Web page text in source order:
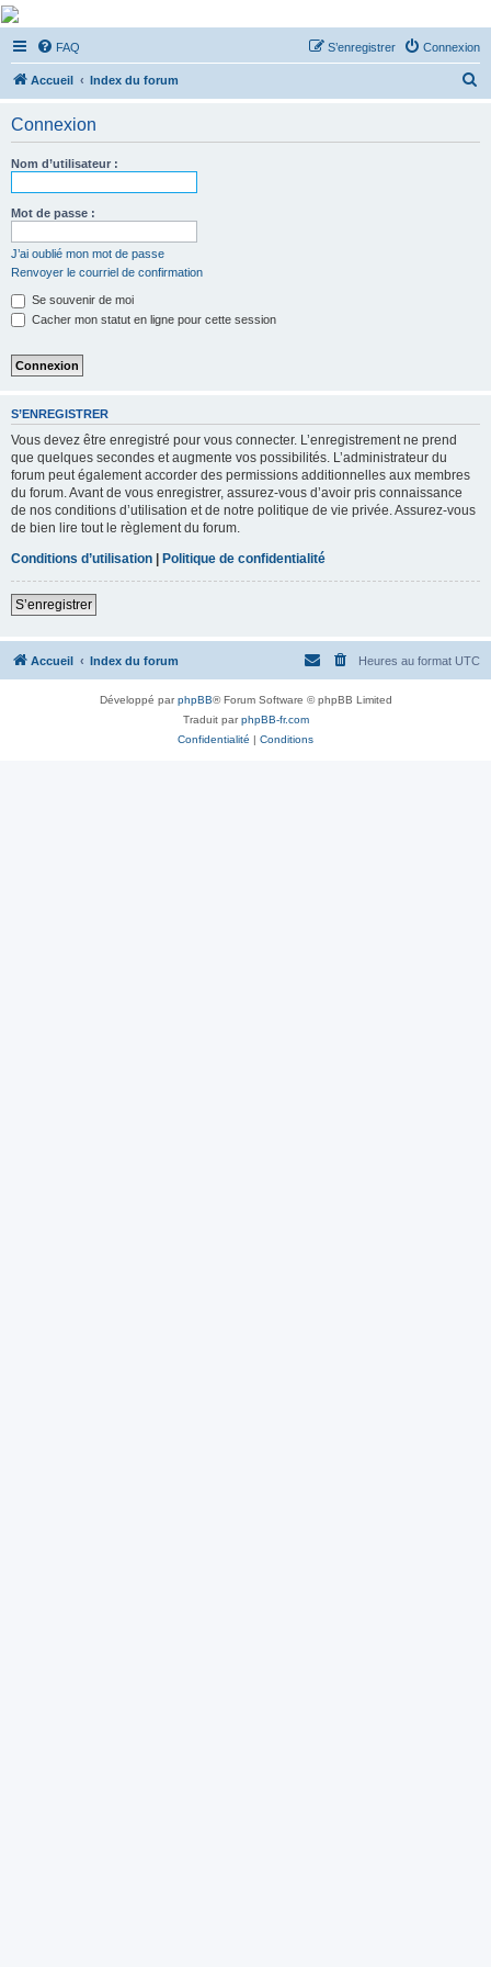
De Musicae Militari -
Forums
Forums de discussions
FAQ Connexion
S’enregistrer
Accueil Index du forum
Connexion
Nom d’utilisateur :
Mot de passe :
J’ai oublié mon mot de passe
Renvoyer le courriel de confirmation
Se souvenir de moi
Cacher mon statut en ligne pour cette session
S’ENREGISTRER
Vous devez être enregistré pour vous connecter. L’enregistrement ne prend
que quelques secondes et augmente vos possibilités. L’administrateur du
forum peut également accorder des permissions additionnelles aux membres
du forum. Avant de vous enregistrer, assurez-vous d’avoir pris connaissance
de nos conditions d’utilisation et de notre politique de vie privée. Assurez-vous
de bien lire tout le règlement du forum.
Conditions d’utilisation | Politique de confidentialité
S’enregistrer
Accueil Index du forum Heures au format UTC
Développé parphpBB® Forum Software © phpBB Limited
Traduit parphpBB-fr.com
Confidentialité | Conditions